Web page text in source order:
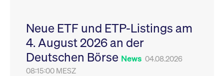
Neue ETF und ETP-Listings am
4. August 2026 an der
Deutschen Börse News 04.08.2026
08:15:00 MESZ